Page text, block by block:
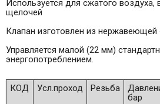
Используется для сжатого
щелочей
Клапан изготовлен из нержавеющей
Управляется малой (22 мм)
энергопотреблением.
КОД Усл.проход Резьба
бар